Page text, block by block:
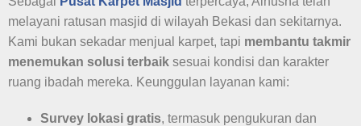
melayani ratusan masjid di wilayah Bekasi dan sekitarnya.
Kami bukan sekadar menjual karpet, tapi membantu takmir
menemukan solusi terbaik sesuai kondisi dan karakter
ruang ibadah mereka. Keunggulan layanan kami:
Survey lokasi gratis, termasuk pengukuran dan